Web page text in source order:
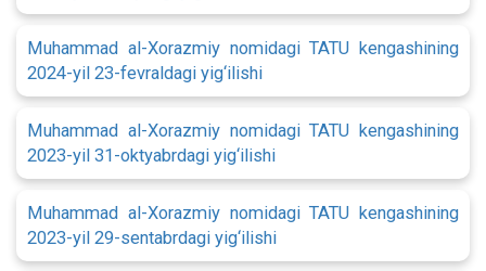
Muhammad al-Xorazmiy nomidagi TATU kengashining
2024-yil 23-fevraldagi yig‘ilishi
Muhammad al-Xorazmiy nomidagi TATU kengashining
2023-yil 31-oktyabrdagi yig‘ilishi
Muhammad al-Xorazmiy nomidagi TATU kengashining
2023-yil 29-sentabrdagi yig‘ilishi